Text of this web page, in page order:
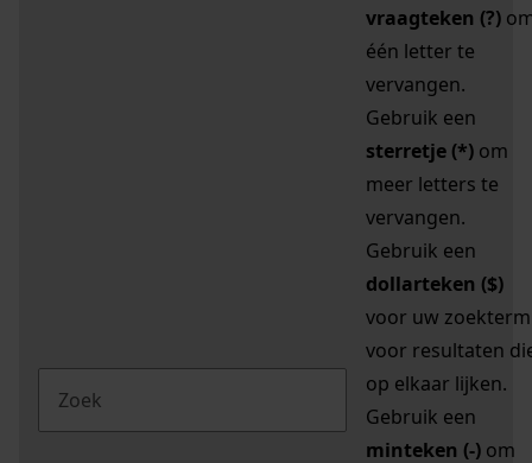
vraagteken (?)
één letter te
vervangen.
Gebruik een
sterretje (*) om
meer letters te
vervangen.
Gebruik een
dollarteken ($)
voor uw zoekterm
voor resultaten
op elkaar lijken.
Gebruik een
minteken (-) om